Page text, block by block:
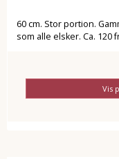
60 cm. Stor portion.
som alle elsker. Ca. 120
Vis